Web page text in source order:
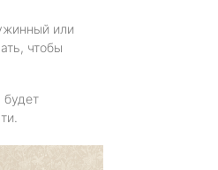
или
чтобы
будет